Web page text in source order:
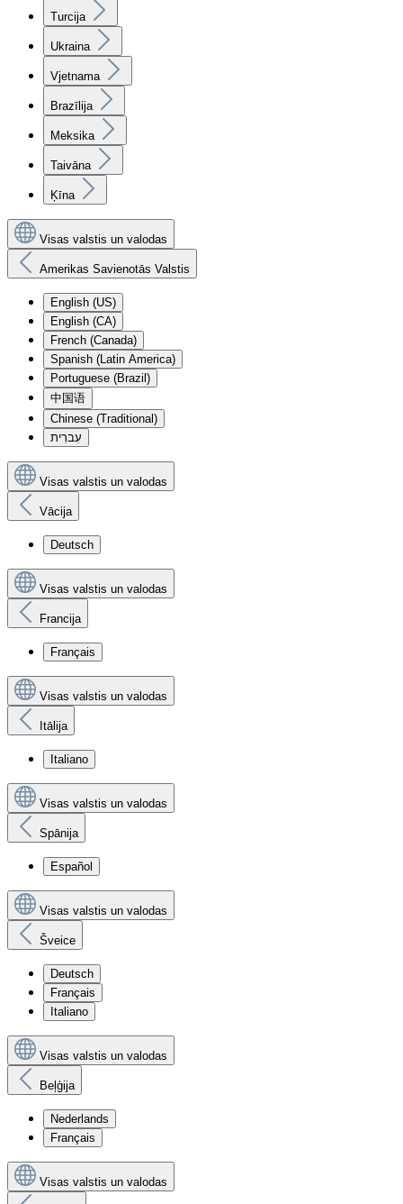
Turcija
Ukraina
Vjetnama
Brazīlija
Meksika
Taivāna
Ķīna
Visas valstis un valodas
Amerikas Savienotās Valstis
English (US)
English (CA)
French (Canada)
Spanish (Latin America)
Portuguese (Brazil)
中国语
Chinese (Traditional)
עִברִית
Visas valstis un valodas
Vācija
Deutsch
Visas valstis un valodas
Francija
Français
Visas valstis un valodas
Itālija
Italiano
Visas valstis un valodas
Spānija
Español
Visas valstis un valodas
Šveice
Deutsch
Français
Italiano
Visas valstis un valodas
Beļģija
Nederlands
Français
Visas valstis un valodas